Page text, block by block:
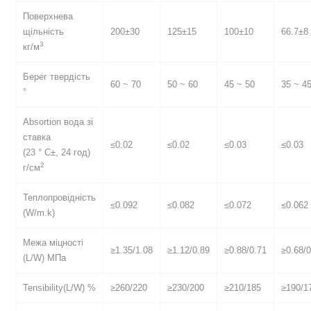
Поверхнева
щільність
кг/м3
200±30 125±15 100±10 66.7±8
Берег твердість
°
60 ~ 70 50 ~ 60 45 ~ 50 35 ~
Absortion вода зі
ставка
(23 ° C±, 24 год)
г/см2
≤0.02 ≤0.02 ≤0.03 ≤0.03
Теплопровідність
(W/m.k)
≤0.092 ≤0.082 ≤0.072 ≤0.062
Межа міцності
(L/W) МПа
≥1.35/1.08 ≥1.12/0.89 ≥0.88/0.71 ≥0.68/
Tensibility(L/W) % ≥260/220 ≥230/200 ≥210/185 ≥190/